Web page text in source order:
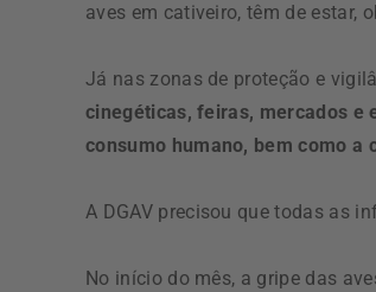
aves em cativeiro, têm de estar,
Já nas zonas de proteção e
cinegéticas, feiras, mercados e
consumo humano, bem como a
A DGAV precisou que todas as
No início do mês, a gripe das